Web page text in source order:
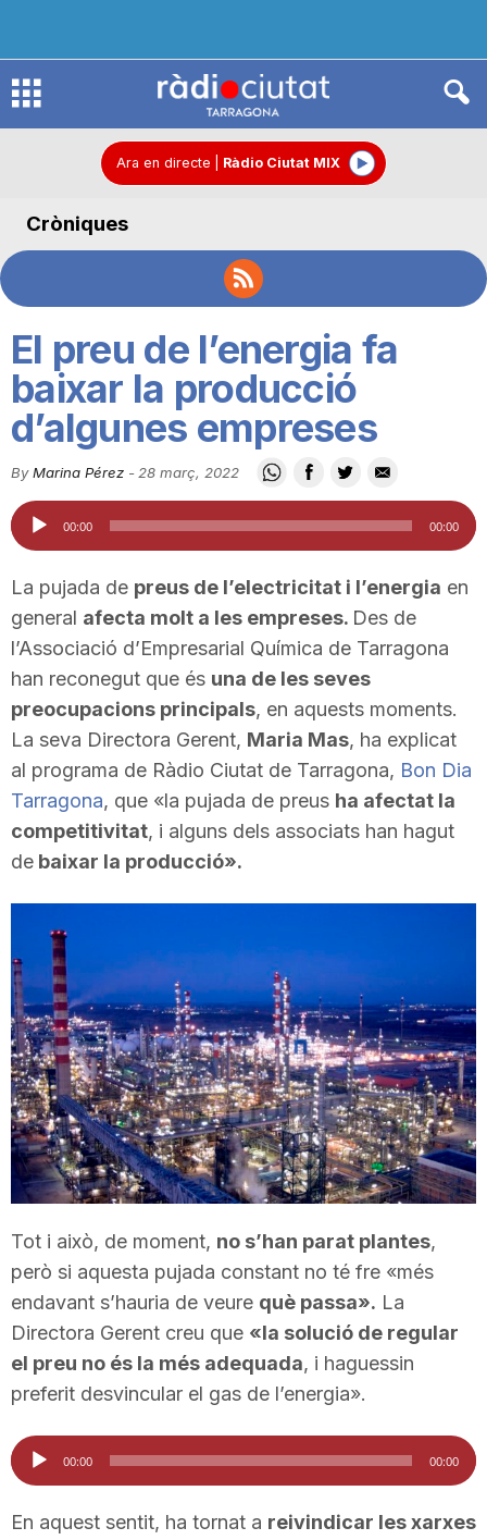
R
d
C
u
t
a
d
T
a
r
r
a
n
Ara en directe Ràdio Ciutat MIX
Cròniques
El preu de l’energia fa
baixar la producció
d’algunes empreses
By Marina Pérez - 28 març, 2022
Reproductor
d'àudio
00:00 00:00
La pujada de preus de l’electricitat i l’energia en
general afecta molt a les empreses. Des de
l’Associació d’Empresarial Química de Tarragona
han reconegut que és una de les seves
preocupacions principals, en aquests moments.
La seva Directora Gerent, Maria Mas, ha explicat
al programa de Ràdio Ciutat de Tarragona, Bon Dia
Tarragona, que «la pujada de preus ha afectat la
competitivitat, i alguns dels associats han hagut
de baixar la producció».
Tot i això, de moment, no s’han parat plantes,
però si aquesta pujada constant no té fre «més
endavant s’hauria de veure què passa». La
Directora Gerent creu que «la solució de regular
el preu no és la més adequada, i haguessin
preferit desvincular el gas de l’energia».
Reproductor
d'àudio
00:00 00:00
En aquest sentit, ha tornat a reivindicar les xarxes